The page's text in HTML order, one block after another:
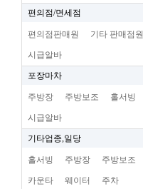
편의점/면세점
편의점판매원 기타 판매점원
시급알바
포장마차
주방장 주방보조 홀서빙
시급알바
기타업종,일당
홀서빙 주방장 주방보조
카운타 웨이터 주차